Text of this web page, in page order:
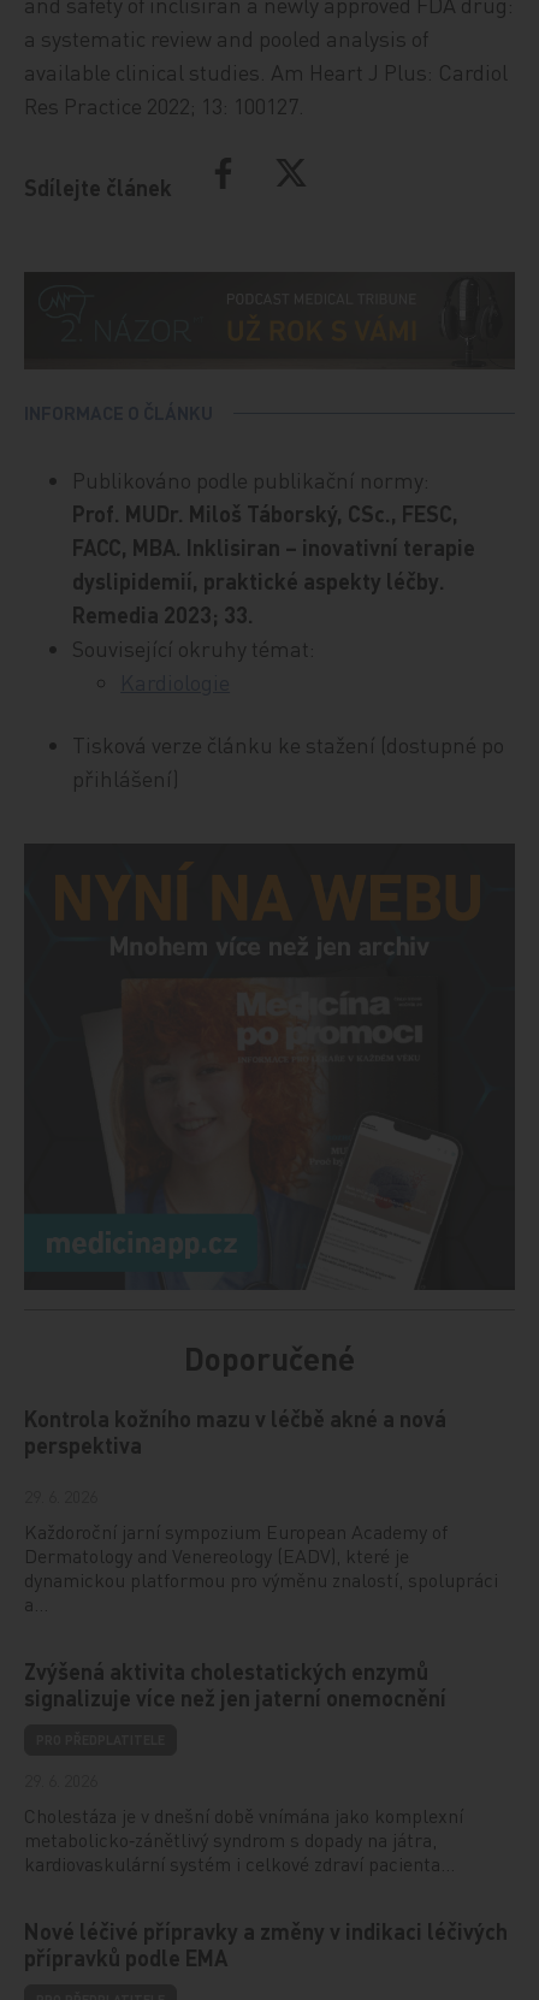
a systematic review and pooled analysis of
available clinical studies. Am Heart J Plus: Cardiol
Res Practice 2022; 13: 100127.
Sdílejte článek
Publikováno podle publikační normy:
Prof. MUDr. Miloš Táborský, CSc., FESC,
FACC, MBA. Inklisiran – inovativní terapie
dyslipidemií, praktické aspekty léčby.
Remedia 2023; 33.
Související okruhy témat:
Tisková verze článku ke stažení (dostupné po
přihlášení)
Doporučené
Kontrola kožního mazu v léčbě akné a nová
perspektiva
Každoroční jarní sympozium European Academy of
Dermatology and Venereology (EADV), které je
dynamickou platformou pro výměnu znalostí, spolupráci
a…
Zvýšená aktivita cholestatických enzymů
signalizuje více než jen jaterní onemocnění
Cholestáza je v dnešní době vnímána jako komplexní
metabolicko‑zánětlivý syndrom s dopady na játra,
kardiovaskulární systém i celkové zdraví pacienta…
Nové léčivé přípravky a změny v indikaci léčivých
přípravků podle EMA